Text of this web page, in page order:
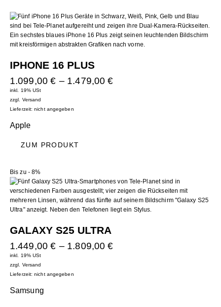
IPHONE 16 PLUS
1.099,00 € – 1.479,00€
inkl. 19% USt
zzgl. Versand
Lieferzeit: nicht angegeben
Apple
ZUM PRODUKT
Bis zu - 8%
GALAXY S25 ULTRA
1.449,00 € – 1.809,00€
inkl. 19% USt
zzgl. Versand
Lieferzeit: nicht angegeben
Samsung